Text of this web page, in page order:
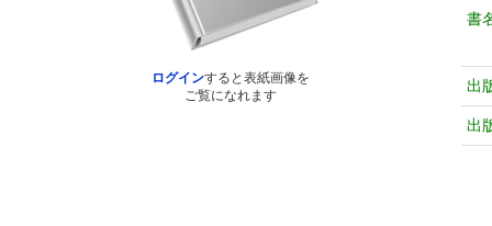
ログインすると表紙画像を
ご覧になれます
書
出
出